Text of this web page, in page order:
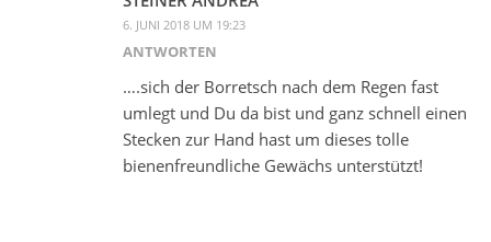
6. JUNI 2018 UM 19:23
ANTWORTEN
….sich der Borretsch nach dem Regen fast
umlegt und Du da bist und ganz schnell einen
Stecken zur Hand hast um dieses tolle
bienenfreundliche Gewächs unterstützt!